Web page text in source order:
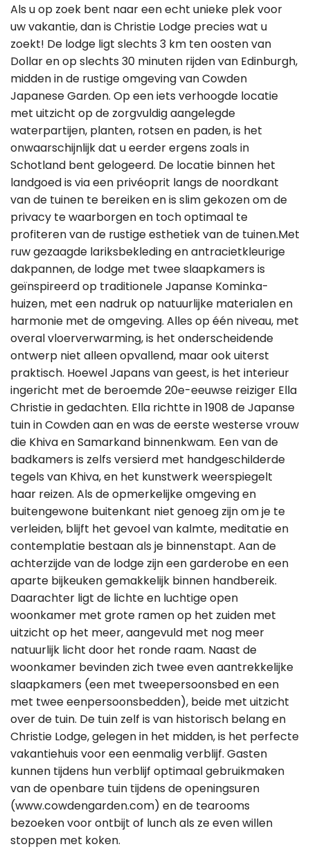
Als u op zoek bent naar een echt unieke plek voor
uw vakantie, dan is Christie Lodge precies wat u
zoekt! De lodge ligt slechts 3 km ten oosten van
Dollar en op slechts 30 minuten rijden van Edinburgh,
midden in de rustige omgeving van Cowden
Japanese Garden. Op een iets verhoogde locatie
met uitzicht op de zorgvuldig aangelegde
waterpartijen, planten, rotsen en paden, is het
onwaarschijnlijk dat u eerder ergens zoals in
Schotland bent gelogeerd. De locatie binnen het
landgoed is via een privéoprit langs de noordkant
van de tuinen te bereiken en is slim gekozen om de
privacy te waarborgen en toch optimaal te
profiteren van de rustige esthetiek van de tuinen.Met
ruw gezaagde lariksbekleding en antracietkleurige
dakpannen, de lodge met twee slaapkamers is
geïnspireerd op traditionele Japanse Kominka-
huizen, met een nadruk op natuurlijke materialen en
harmonie met de omgeving. Alles op één niveau, met
overal vloerverwarming, is het onderscheidende
ontwerp niet alleen opvallend, maar ook uiterst
praktisch. Hoewel Japans van geest, is het interieur
ingericht met de beroemde 20e-eeuwse reiziger Ella
Christie in gedachten. Ella richtte in 1908 de Japanse
tuin in Cowden aan en was de eerste westerse vrouw
die Khiva en Samarkand binnenkwam. Een van de
badkamers is zelfs versierd met handgeschilderde
tegels van Khiva, en het kunstwerk weerspiegelt
haar reizen. Als de opmerkelijke omgeving en
buitengewone buitenkant niet genoeg zijn om je te
verleiden, blijft het gevoel van kalmte, meditatie en
contemplatie bestaan als je binnenstapt. Aan de
achterzijde van de lodge zijn een garderobe en een
aparte bijkeuken gemakkelijk binnen handbereik.
Daarachter ligt de lichte en luchtige open
woonkamer met grote ramen op het zuiden met
uitzicht op het meer, aangevuld met nog meer
natuurlijk licht door het ronde raam. Naast de
woonkamer bevinden zich twee even aantrekkelijke
slaapkamers (een met tweepersoonsbed en een
met twee eenpersoonsbedden), beide met uitzicht
over de tuin. De tuin zelf is van historisch belang en
Christie Lodge, gelegen in het midden, is het perfecte
vakantiehuis voor een eenmalig verblijf. Gasten
kunnen tijdens hun verblijf optimaal gebruikmaken
van de openbare tuin tijdens de openingsuren
(www.cowdengarden.com) en de tearooms
bezoeken voor ontbijt of lunch als ze even willen
stoppen met koken.